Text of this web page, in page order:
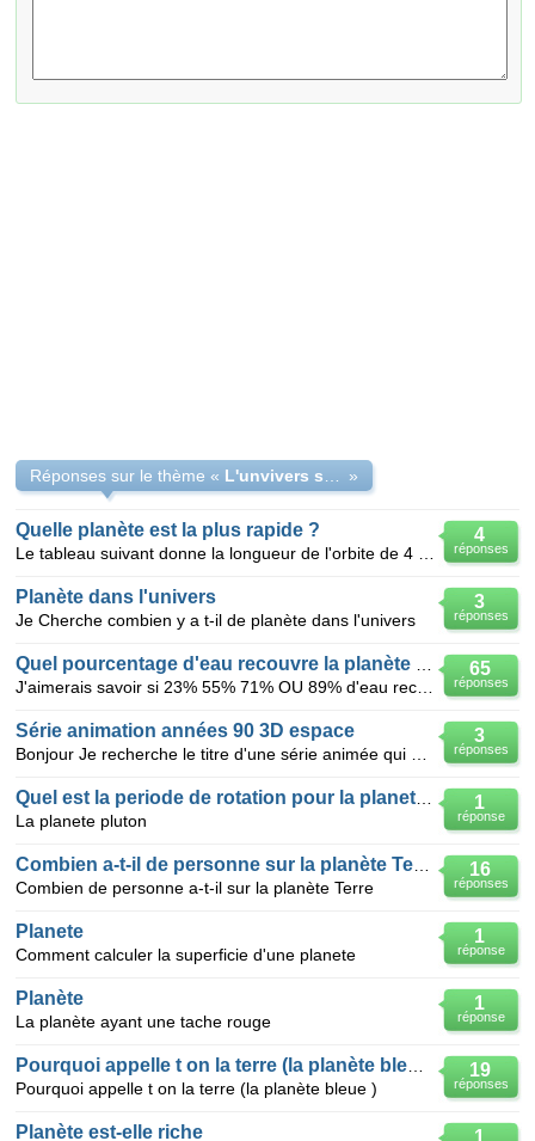
Réponses sur le thème « »
4
réponses
Quelle planète est la plus rapide ?
3
réponses
Planète dans l'univers
Je Cherche combien y a t-il de planète dans l'univers
65
réponses
3
réponses
Série animation années 90 3D espace
1
réponse
La planete pluton
16
réponses
Combien de personne a-t-il sur la planète Terre
1
réponse
Planete
Comment calculer la superficie d'une planete
1
réponse
Planète
La planète ayant une tache rouge
19
réponses
Pourquoi appelle t on la terre (la planète bleue )
1
Planète est-elle riche